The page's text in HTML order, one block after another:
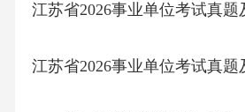
江苏省2026事业单位考试真题
江苏省2026事业单位考试真题